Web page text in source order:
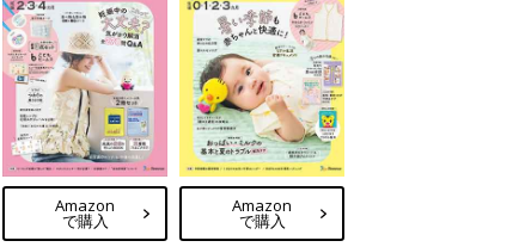
Amazon
で購入
Amazon
で購入